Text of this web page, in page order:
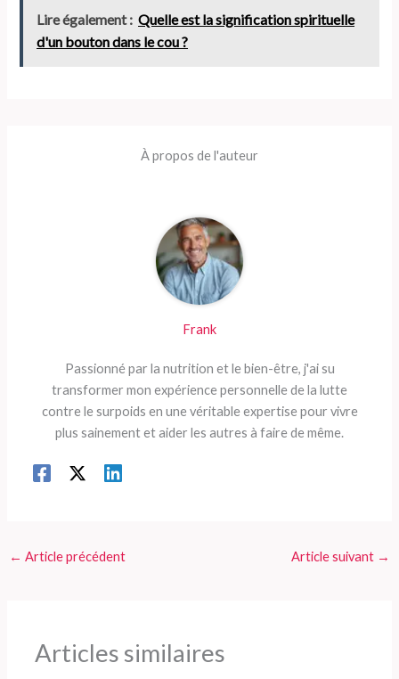
Lire également : Quelle est la signification spirituelle
d'un bouton dans le cou ?
À propos de l'auteur
Frank
Passionné par la nutrition et le bien-être, j'ai su
transformer mon expérience personnelle de la lutte
contre le surpoids en une véritable expertise pour vivre
plus sainement et aider les autres à faire de même.
← Article précédent Article suivant →
Articles similaires